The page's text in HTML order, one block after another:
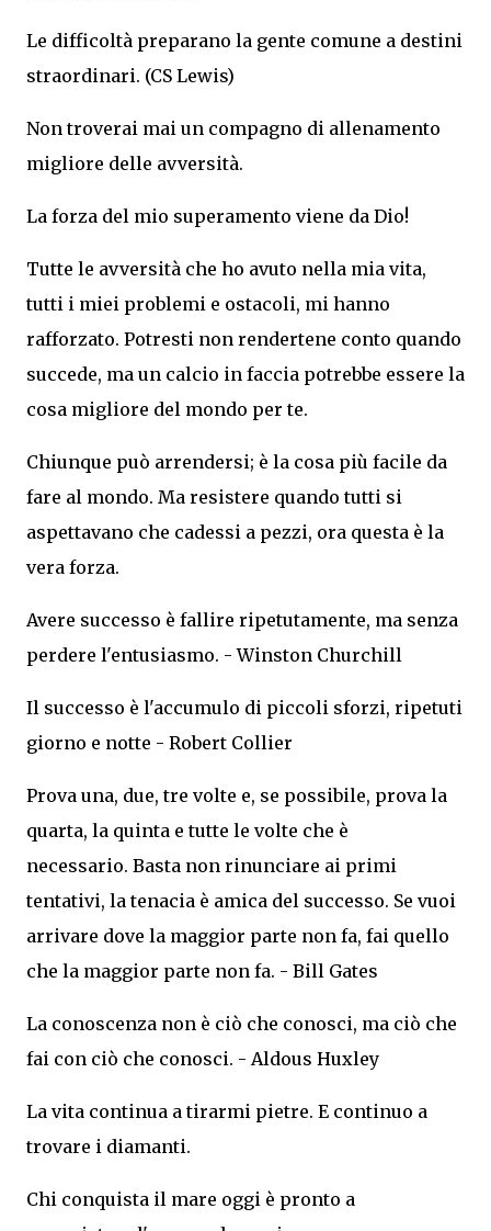
Le difficoltà preparano la gente comune a destini
straordinari. (CS Lewis)
Non troverai mai un compagno di allenamento
migliore delle avversità.
La forza del mio superamento viene da Dio!
Tutte le avversità che ho avuto nella mia vita,
tutti i miei problemi e ostacoli, mi hanno
rafforzato. Potresti non rendertene conto quando
succede, ma un calcio in faccia potrebbe essere la
cosa migliore del mondo per te.
Chiunque può arrendersi; è la cosa più facile da
fare al mondo. Ma resistere quando tutti si
aspettavano che cadessi a pezzi, ora questa è la
vera forza.
Avere successo è fallire ripetutamente, ma senza
perdere l'entusiasmo. - Winston Churchill
Il successo è l'accumulo di piccoli sforzi, ripetuti
giorno e notte - Robert Collier
Prova una, due, tre volte e, se possibile, prova la
quarta, la quinta e tutte le volte che è
necessario. Basta non rinunciare ai primi
tentativi, la tenacia è amica del successo. Se vuoi
arrivare dove la maggior parte non fa, fai quello
che la maggior parte non fa. - Bill Gates
La conoscenza non è ciò che conosci, ma ciò che
fai con ciò che conosci. - Aldous Huxley
La vita continua a tirarmi pietre. E continuo a
trovare i diamanti.
Chi conquista il mare oggi è pronto a